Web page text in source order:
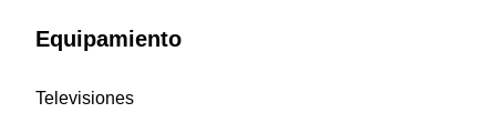
Equipamiento
Televisiones